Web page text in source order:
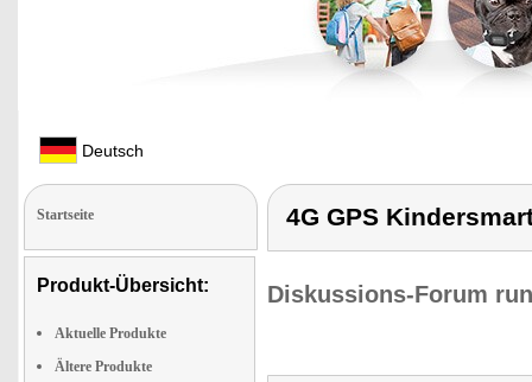
Deutsch
Startseite
Produkt-Übersicht:
Aktuelle Produkte
Ältere Produkte
4G GPS
Diskussions-Forum